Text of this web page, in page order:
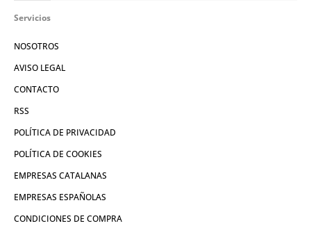
Servicios
NOSOTROS
AVISO LEGAL
CONTACTO
RSS
POLÍTICA DE PRIVACIDAD
POLÍTICA DE COOKIES
EMPRESAS CATALANAS
EMPRESAS ESPAÑOLAS
CONDICIONES DE COMPRA